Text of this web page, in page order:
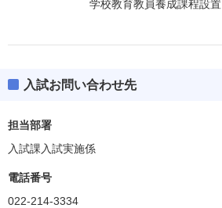
学校教育教員養成課程設置
入試お問い合わせ先
担当部署
入試課入試実施係
電話番号
022-214-3334